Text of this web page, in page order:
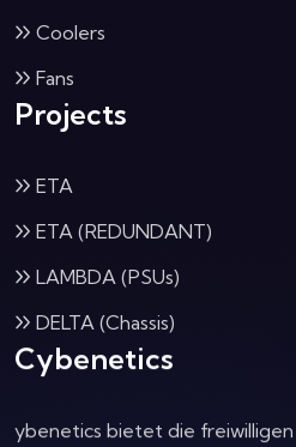
Coolers
Fans
Projects
ETA
ETA (REDUNDANT)
LAMBDA (PSUs)
DELTA (Chassis)
Cybenetics
ybenetics bietet die freiwilligen